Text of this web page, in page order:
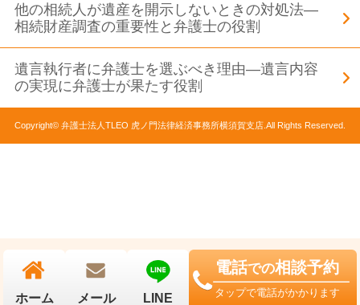
他の相続人が遺産を開示しないときの対処法―
相続財産調査の重要性と弁護士の役割
遺言執行者に弁護士を選ぶべき理由―遺言内容
の実現に弁護士が果たす役割
ホーム メール LINE
電話での相談予約
タップで電話がかかります
Copyright© 弁護士法人TLEO 虎ノ門法律経済事務所横須賀支店.All Rights Reserved.